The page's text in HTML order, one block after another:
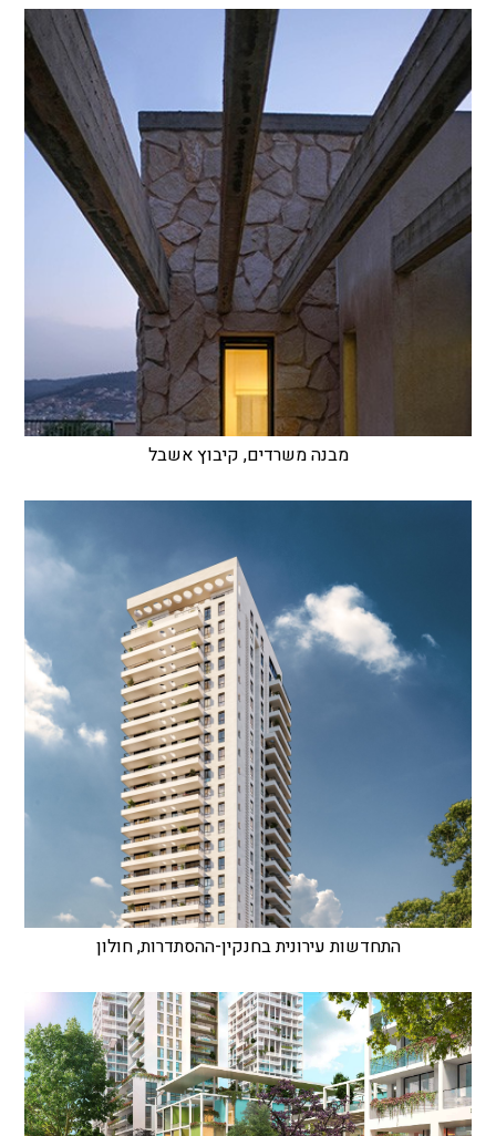
מבנה משרדים, קיבוץ אשבל
התחדשות עירונית בחנקין-ההסתדרות, חולון